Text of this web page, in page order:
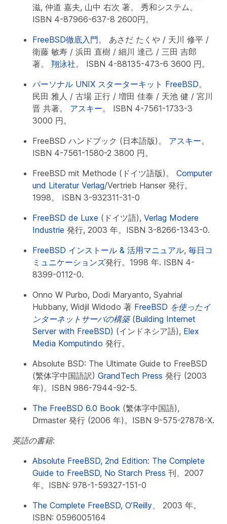
滋, 仲道 嘉夫, 山中 右次 著。 秀和システム。
ISBN 4-87966-637-8 2600円。
FreeBSD徹底入門。 あさだ たくや / 天川 修平 /
衛藤 敏寿 / 浜田 直樹 / 細川 達己 / 三田 吉郎
著。 翔泳社。 ISBN 4-88135-473-6 3600 円。
パーソナル UNIX スターターキット FreeBSD。
民田 雅人 / 古場 正行 / 増田 佳泰 / 天池 健 / 宮川
晋 共著。 アスキー。 ISBN 4-7561-1733-3
3000 円。
FreeBSD ハンドブック (日本語版)。 アスキー。
ISBN 4-7561-1580-2 3800 円。
FreeBSD mit Methode (ドイツ語版)。 Computer
und Literatur Verlag/Vertrieb Hanser 発行。
1998。 ISBN 3-932311-31-0
FreeBSD de Luxe (ドイツ語), Verlag Modere
Industrie 発行, 2003 年。ISBN 3-8266-1343-0.
FreeBSD インストール & 活用マニュアル, 毎日コ
ミュニケーションズ発行。1998 年. ISBN 4-
8399-0112-0.
Onno W Purbo, Dodi Maryanto, Syahrial
Hubbany, Widjil Widodo 著 FreeBSD を使ったイ
ンターネットサーバの構築 (Building Internet
Server with FreeBSD) (インドネシア語), Elex
Media Komputindo 発行。
Absolute BSD: The Ultimate Guide to FreeBSD
(繁体字中国語訳) GrandTech Press 発行 (2003
年)。ISBN 986-7944-92-5.
The FreeBSD 6.0 Book (繁体字中国語),
Drmaster 発行 (2006 年)。ISBN 9-575-27878-X.
英語の書籍:
Absolute FreeBSD, 2nd Edition: The Complete
Guide to FreeBSD, No Starch Press 刊、2007
年。ISBN: 978-1-59327-151-0
The Complete FreeBSD, O’Reilly 、 2003 年。
ISBN: 0596005164